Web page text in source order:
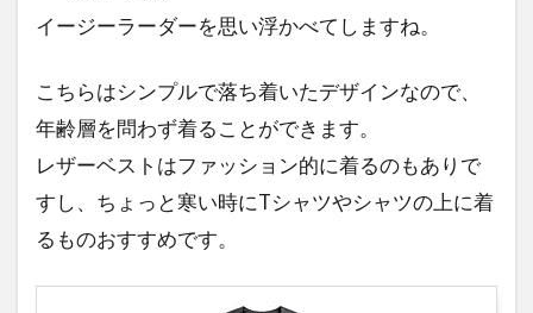
トセ
10
ハー
レー
ファ
ンに
喜ば
れる
イージーラーダーを思い浮かべてしますね。
こちらはシンプルで落ち着いたデザインなので、
年齢層を問わず着ることができます。
レザーベストはファッション的に着るのもありで
すし、ちょっと寒い時にTシャツやシャツの上に着
るものおすすめです。